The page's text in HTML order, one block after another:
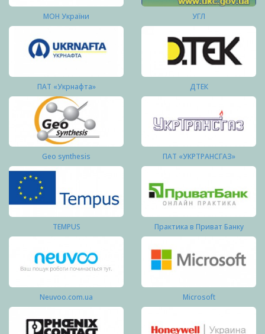
МОН України УГЛ
ПАТ «Укрнафта» ДТЕК
Geo synthesis ПАТ «УКРТРАНСГАЗ»
TEMPUS Практика в Приват Банку
Neuvoo.com.ua Microsoft